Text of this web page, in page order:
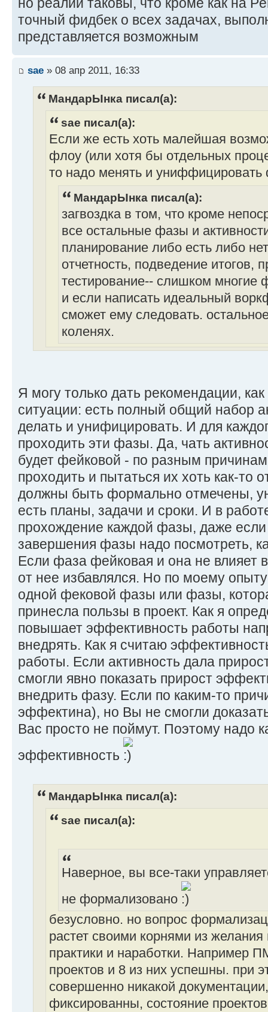
точный фидбек о всех задачах,
представляется возможным
sae » 08 апр 2011, 16:33
МандарЫнка писал(а):
sae писал(а):
Если же есть хоть малейшая
флоу (или хотя бы отдельных
то надо менять и униффицировать
МандарЫнка писал(а):
загвоздка в том, что кроме
все остальные фазы и
планирование либо есть либо
отчетность, подведение итогов,
тестирование-- слишком многие
и если написать идеальный
сможет ему следовать.
коленях.
Я могу только дать рекомендации,
ситуации: есть полный общий набор
делать и унифицировать. И для
проходить эти фазы. Да, чать
будет фейковой - по разным
проходить и пытаться их хоть как-то
должны быть формально отмечены,
есть планы, задачи и сроки. И в
прохождение каждой фазы, даже
завершения фазы надо посмотреть,
Если фаза фейковая и она не влияет
от нее избавлялся. Но по моему
одной фековой фазы или фазы,
принесла пользы в проект. Как я
повышает эффективность работы
внедрять. Как я считаю
работы. Если активность дала
смогли явно показать прирост
внедрить фазу. Если по каким-то
эффектина), но Вы не смогли
Вас просто не поймут. Поэтому надо
эффективность
МандарЫнка писал(а):
sae писал(а):
Наверное, вы все-таки
не формализовано
безусловно. но вопрос
растет своими корнями из
практики и наработки. Например
проектов и 8 из них успешны. при
совершенно никакой
фиксированны, состояние